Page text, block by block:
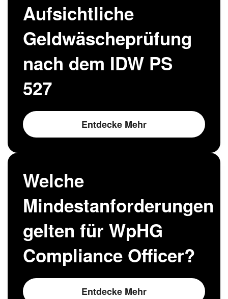
Aufsichtliche
Geldwäscheprüfung
nach dem IDW PS
527
Entdecke Mehr
Welche
Mindestanforderungen
gelten für WpHG
Compliance Officer?
Entdecke Mehr